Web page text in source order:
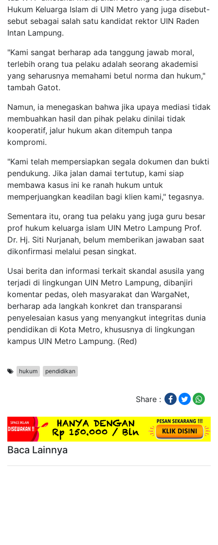
Hukum Keluarga Islam di UIN Metro yang juga disebut-
sebut sebagai salah satu kandidat rektor UIN Raden
Intan Lampung.
"Kami sangat berharap ada tanggung jawab moral,
terlebih orang tua pelaku adalah seorang akademisi
yang seharusnya memahami betul norma dan hukum,"
tambah Gatot.
Namun, ia menegaskan bahwa jika upaya mediasi tidak
membuahkan hasil dan pihak pelaku dinilai tidak
kooperatif, jalur hukum akan ditempuh tanpa
kompromi.
"Kami telah mempersiapkan segala dokumen dan bukti
pendukung. Jika jalan damai tertutup, kami siap
membawa kasus ini ke ranah hukum untuk
memperjuangkan keadilan bagi klien kami," tegasnya.
Sementara itu, orang tua pelaku yang juga guru besar
prof hukum keluarga islam UIN Metro Lampung Prof.
Dr. Hj. Siti Nurjanah, belum memberikan jawaban saat
dikonfirmasi melalui pesan singkat.
Usai berita dan informasi terkait skandal asusila yang
terjadi di lingkungan UIN Metro Lampung, dibanjiri
komentar pedas, oleh masyarakat dan WargaNet,
berharap ada langkah konkret dan transparansi
penyelesaian kasus yang menyangkut integritas dunia
pendidikan di Kota Metro, khususnya di lingkungan
kampus UIN Metro Lampung. (Red)
hukum pendidikan
Share :
Baca Lainnya